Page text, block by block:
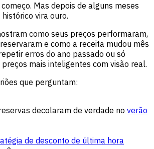
Mas depois de alguns meses
vira ouro.
como seus preços performaram,
e como a receita mudou mês
erros do ano passado ou só
mais inteligentes com visão real.
que perguntam:
decolaram de verdade no verão
de desconto de última hora